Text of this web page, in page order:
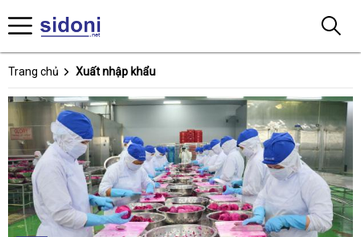
Trang chủ Xuất nhập khẩu